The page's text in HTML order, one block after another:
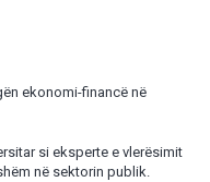
ekonomi-financë në
si eksperte e vlerësimit
në sektorin publik.